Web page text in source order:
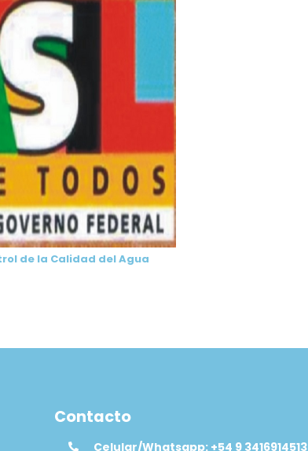
de la Calidad del Agua
Contacto
Celular/Whatsapp: +54 9 3416914513